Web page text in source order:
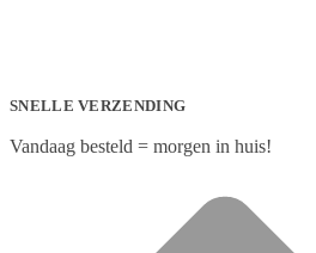
SNELLE VERZENDING
Vandaag besteld = morgen in huis!